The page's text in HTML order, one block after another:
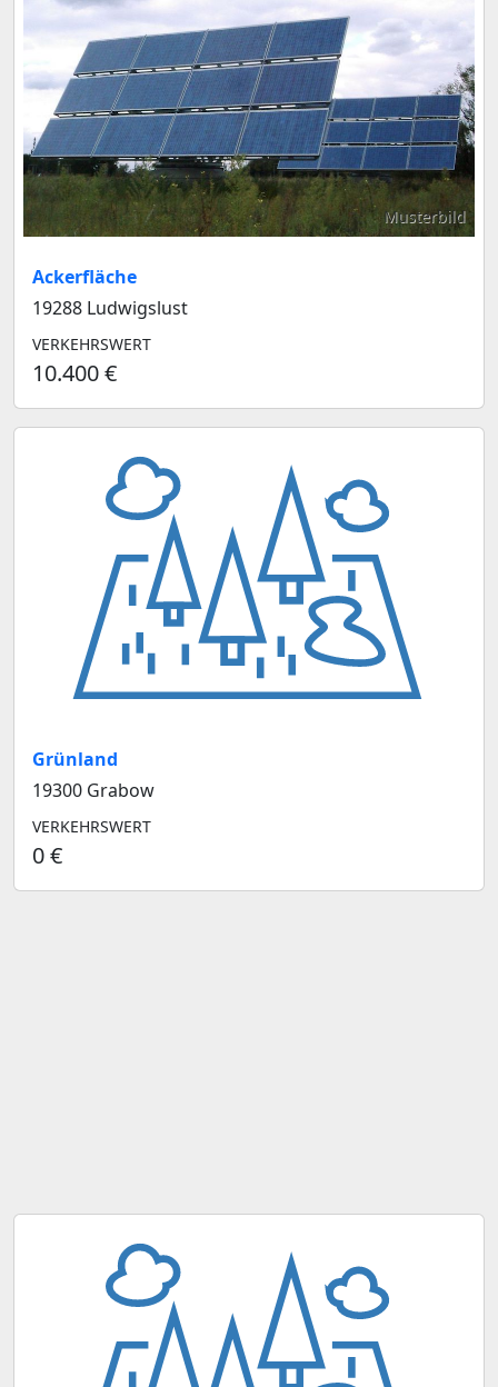
Musterbild
Ackerfläche
19288 Ludwigslust
VERKEHRSWERT
10.400 €
Grünland
19300 Grabow
VERKEHRSWERT
0 €